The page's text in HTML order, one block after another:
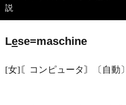
説
Lese=maschine
[女]〘コンピュータ〙〔自動